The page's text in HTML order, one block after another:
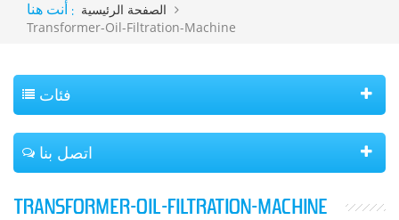
أنت هنا : الصفحة الرئيسية
Transformer-Oil-Filtration-Machine
فئات
اتصل بنا
TRANSFORMER-OIL-FILTRATION-MACHINE